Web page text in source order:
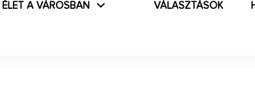
ÉLET A VÁROSBAN VÁLASZTÁSOK